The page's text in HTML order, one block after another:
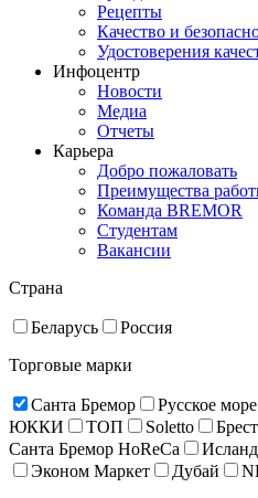
Рецепты
Качество и
Удостоверения
Инфоцентр
Новости
Медиа
Отчеты
Карьера
Добро пожаловать
Преимущества
Команда BREMOR
Студентам
Вакансии
Страна
Беларусь
Россия
Торговые марки
Санта Бремор Русское море
ЮККИ
ТОП Soletto
Санта Бремор HoReCa
Эконом Маркет
Дубай